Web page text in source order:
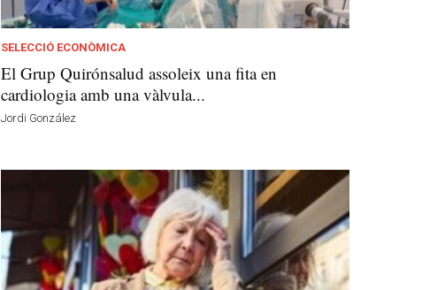
SELECCIÓ ECONÒMICA
El Grup Quirónsalud assoleix una fita en
cardiologia amb una vàlvula...
Jordi González